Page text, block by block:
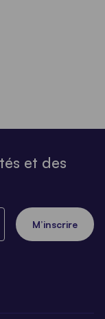
et des
M’inscrire